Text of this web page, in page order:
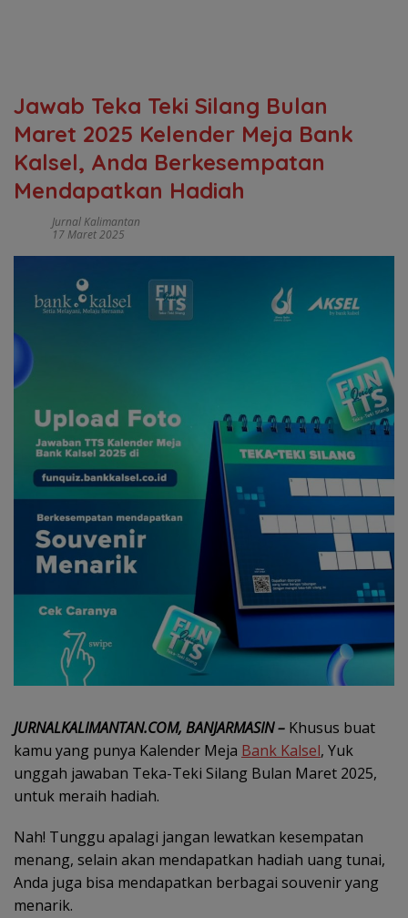
Jawab Teka Teki Silang Bulan
Maret 2025 Kelender Meja Bank
Kalsel, Anda Berkesempatan
Mendapatkan Hadiah
Jurnal Kalimantan
17 Maret 2025
JURNALKALIMANTAN.COM, BANJARMASIN – Khusus buat
kamu yang punya Kalender Meja Bank Kalsel, Yuk
unggah jawaban Teka-Teki Silang Bulan Maret 2025,
untuk meraih hadiah.
Nah! Tunggu apalagi jangan lewatkan kesempatan
menang, selain akan mendapatkan hadiah uang tunai,
Anda juga bisa mendapatkan berbagai souvenir yang
menarik.